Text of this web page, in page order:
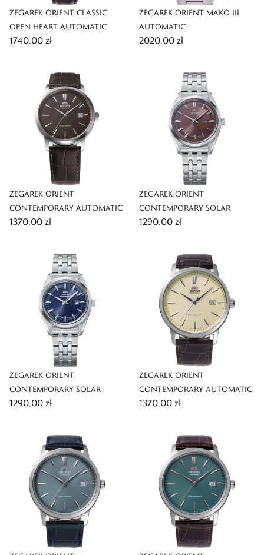
ZEGAREK ORIENT CLASSIC
OPEN HEART AUTOMATIC
1740,00 zł
ZEGAREK ORIENT MAKO III
AUTOMATIC
2020,00 zł
ZEGAREK ORIENT
CONTEMPORARY AUTOMATIC
1370,00 zł
ZEGAREK ORIENT
CONTEMPORARY SOLAR
1290,00 zł
ZEGAREK ORIENT
CONTEMPORARY SOLAR
1290,00 zł
ZEGAREK ORIENT
CONTEMPORARY AUTOMATIC
1370,00 zł